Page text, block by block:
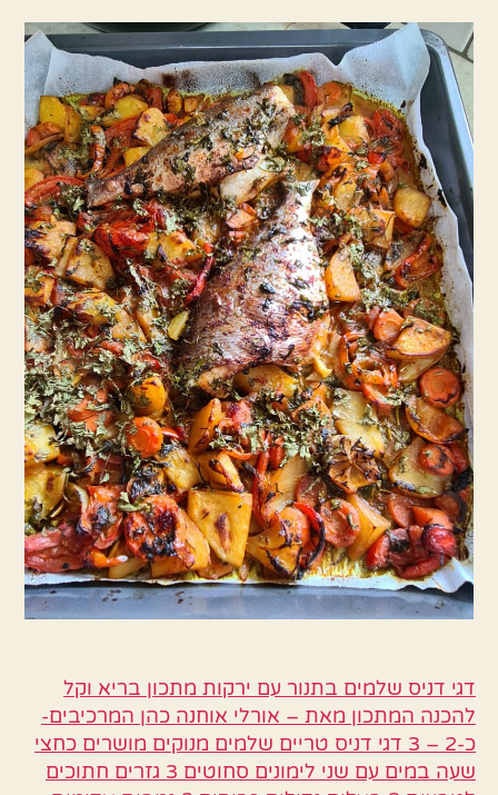
אפוי
בתנור
מתכון
קל
טעים
ובריא
דגי דניס שלמים בתנור עם ירקות מתכון בריא וקל
להכנה המתכון מאת – אורלי אוחנה כהן המרכיבים-
כ-2 – 3 דגי דניס טריים שלמים מנוקים מושרים כחצי
שעה במים עם שני לימונים סחוטים 3 גזרים חתוכים